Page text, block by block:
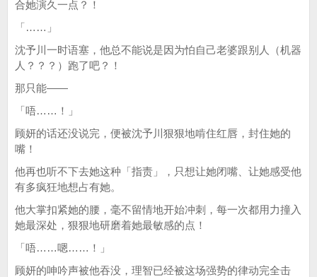
合她演久一点？！
「……」
沈予川一时语塞，他总不能说是因为怕自己老婆跟别人（机器
人？？？）跑了吧？！
那只能——
「唔……！」
顾妍的话还没说完，便被沈予川狠狠地啃住红唇，封住她的
嘴！
他再也听不下去她这种「指责」，只想让她闭嘴、让她感受他
有多疯狂地想占有她。
他大掌扣紧她的腰，毫不留情地开始冲刺，每一次都用力撞入
她最深处，狠狠地研磨着她最敏感的点！
「唔……嗯……！」
顾妍的呻吟声被他吞没，理智已经被这场强势的律动完全击